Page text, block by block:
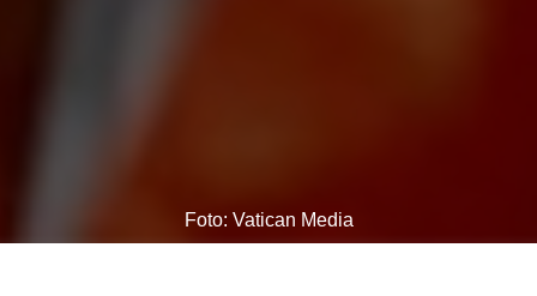
Foto: Vatican Media